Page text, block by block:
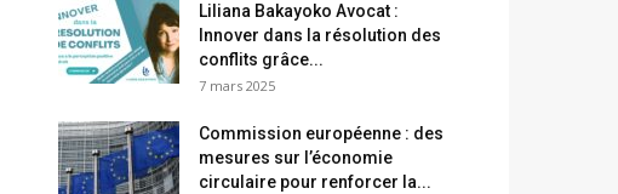
Liliana Bakayoko Avocat :
Innover dans la résolution des
conflits grâce...
7 mars 2025
Commission européenne : des
mesures sur l’économie
circulaire pour renforcer la...